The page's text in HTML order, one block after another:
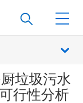
垃圾污水
行性分析